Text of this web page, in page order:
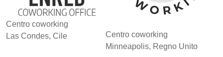
Centro coworking
Las Condes, Cile
Centro coworking
Minneapolis, Regno Unito